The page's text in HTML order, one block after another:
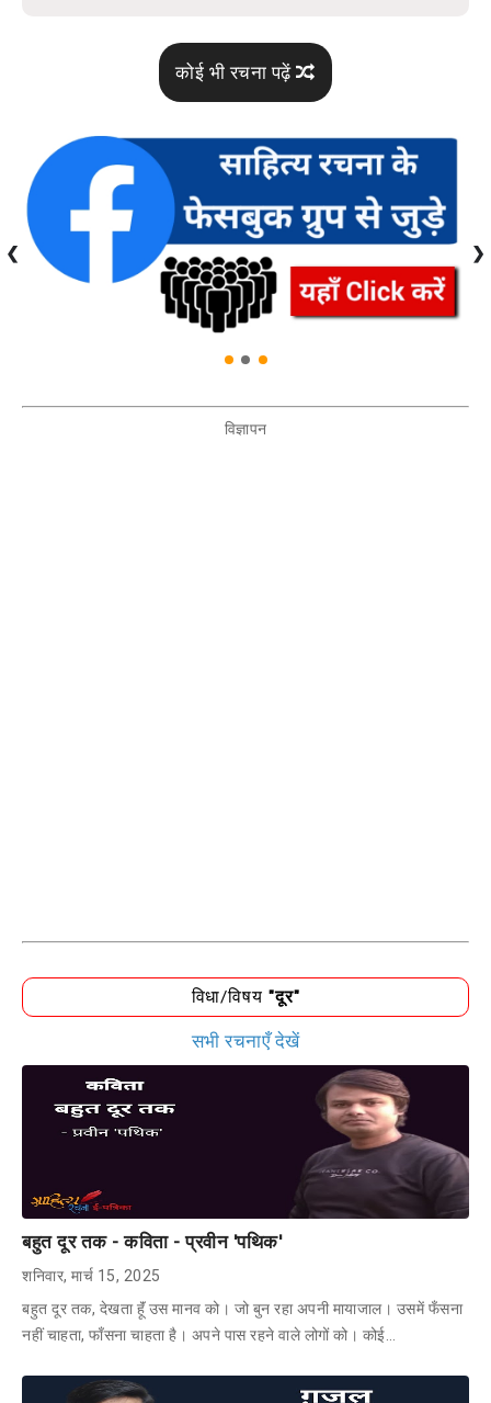
कोई भी रचना पढ़ें
❮ ❯
विज्ञापन
विधा/विषय "दूर"
सभी रचनाएँ देखें
बहुत दूर तक - कविता - प्रवीन 'पथिक'
शनिवार, मार्च 15, 2025
बहुत दूर तक, देखता हूॅं उस मानव को। जो बुन रहा अपनी मायाजाल। उसमें फँसना
नहीं चाहता, फाँसना चाहता है। अपने पास रहने वाले लोगों को। कोई…